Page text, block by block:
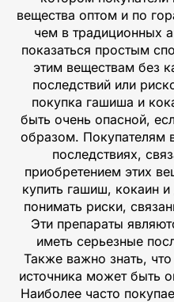
вещества оптом и по
чем в традиционных
показаться простым
этим веществам без
последствий или
покупка гашиша и
быть очень опасной,
образом. Покупателям
последствиях,
приобретением этих
купить гашиш, кокаин
понимать риски,
Эти препараты
иметь серьезные
Также важно знать, что
источника может быть
Наиболее часто